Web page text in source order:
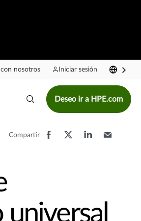
nosotros Iniciar sesión
Deseo ir a HPE.com
Compartir